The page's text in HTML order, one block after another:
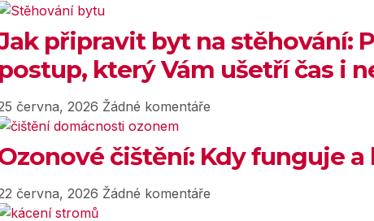
připravit byt na stěhování:
postup, který Vám ušetří čas i
června, 2026 Žádné komentáře
čištění: Kdy funguje a
června, 2026 Žádné komentáře